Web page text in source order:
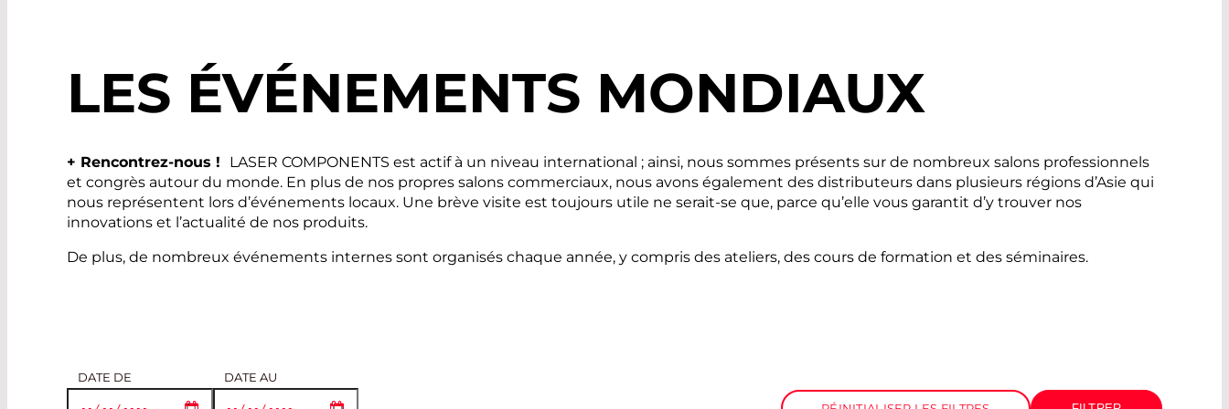
LES ÉVÉNEMENTS MONDIAUX
+ Rencontrez-nous ! LASER COMPONENTS est actif à un niveau international ; ainsi, nous sommes présents sur de nombreux salons professionnels
et congrès autour du monde. En plus de nos propres salons commerciaux, nous avons également des distributeurs dans plusieurs régions d’Asie qui
nous représentent lors d’événements locaux. Une brève visite est toujours utile ne serait-se que, parce qu’elle vous garantit d’y trouver nos
innovations et l’actualité de nos produits.
De plus, de nombreux événements internes sont organisés chaque année, y compris des ateliers, des cours de formation et des séminaires.
DATE DE DATE AU